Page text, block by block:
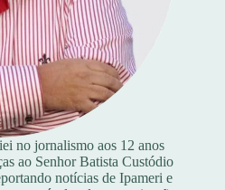
no jornalismo aos 12 anos
ao Senhor Batista Custódio
notícias de Ipameri e